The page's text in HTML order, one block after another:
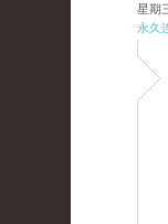
星期
永久